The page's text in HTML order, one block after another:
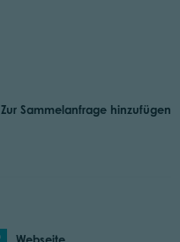
Zur Sammelanfrage hinzufügen